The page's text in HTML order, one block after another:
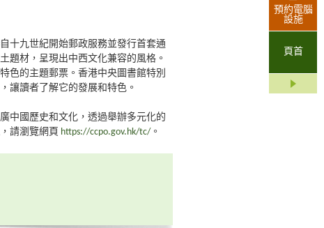
預約電腦
設施
頁首
十九世紀開始郵政服務並發行首套通
題材，呈現出中西文化兼容的風格。
色的主題郵票。香港中央圖書館特別
讓讀者了解它的發展和特色。
中國歷史和文化，透過舉辦多元化的
請瀏覽網頁 https://ccpo.gov.hk/tc/。